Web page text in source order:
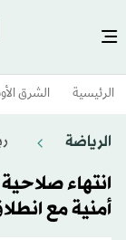
الرئيسية الشرق
الرياضة
انتهاء
أمنية مع